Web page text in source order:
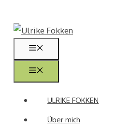
Inhalt
springen
ULRIKE FOKKEN
Über mich